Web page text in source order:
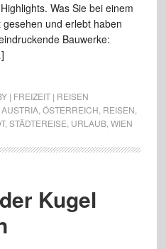
Was Sie bei einem
und erlebt haben
Bauwerke:
| FREIZEIT | REISEN
AUSTRIA, ÖSTERREICH REISEN
, STÄDTEREISE URLAUB, WIEN
Kugel